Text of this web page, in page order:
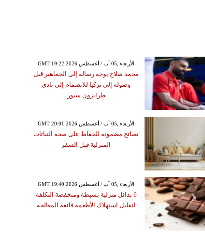
GMT 19:22 2026 الأربعاء ,05 آب / أغسطس
محمد صلاح يوجه رسالة إلى الجماهير قبل
وصوله إلى تركيا للانضمام إلى نادي
طرابزون سبور
GMT 20:01 2026 الأربعاء ,05 آب / أغسطس
نصائح مضمونة للحفاظ على صحة النباتات
المنزلية قبل السفر
GMT 19:40 2026 الأربعاء ,05 آب / أغسطس
6 بدائل منزلية بسيطة ومنخفضة التكلفة
لتقليل استهلاك الأطعمة فائقة المعالجة